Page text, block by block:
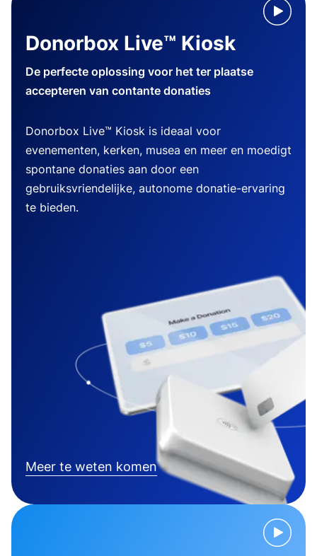
Donorbox Live™ Kiosk
De perfecte oplossing voor het ter plaatse
accepteren van contante donaties
Donorbox Live™ Kiosk is ideaal voor
evenementen, kerken, musea en meer en moedigt
spontane donaties aan door een
gebruiksvriendelijke, autonome donatie-ervaring
te bieden.
Meer te weten komen